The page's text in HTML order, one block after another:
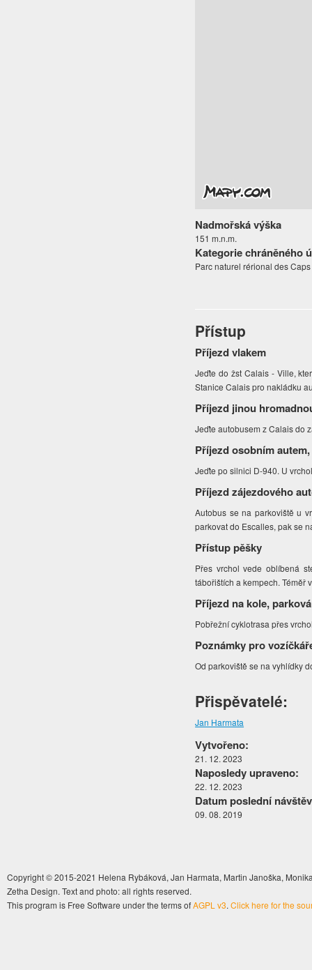
Nadmořská výška
151 m.n.m.
Kategorie chráněného
Parc naturel rérional des
Přístup
Příjezd vlakem
Jeďte do žst Calais - Ville,
Stanice Calais pro nakládku
Příjezd jinou
Jeďte autobusem z Calais do
Příjezd osobním
Jeďte po silnici D-940. U
Příjezd zájezdového
Autobus se na parkoviště u
parkovat do Escalles, pak se
Přístup pěšky
Přes vrchol vede oblíbená
tábořištích a kempech.
Příjezd na kole,
Pobřežní cyklotrasa přes
Poznámky pro
Od parkoviště se na vyhlídky
Přispěvatelé:
Jan Harmata
Vytvořeno:
21. 12. 2023
Naposledy upraveno:
22. 12. 2023
Datum poslední
09. 08. 2019
Copyright © 2015-2021 Helena Rybáková, Jan Harmata, Martin Janoška,
Zetha Design. Text and photo: all rights reserved.
This program is Free Software under the terms ofAGPL v3. Click here for the